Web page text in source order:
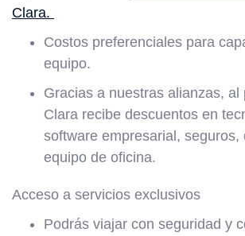
Clara.
Costos preferenciales para
equipo.
Gracias a nuestras alianzas, al
Clara recibe descuentos en
software empresarial, seguros,
equipo de oficina.
Acceso a servicios exclusivos
Podrás viajar con seguridad y